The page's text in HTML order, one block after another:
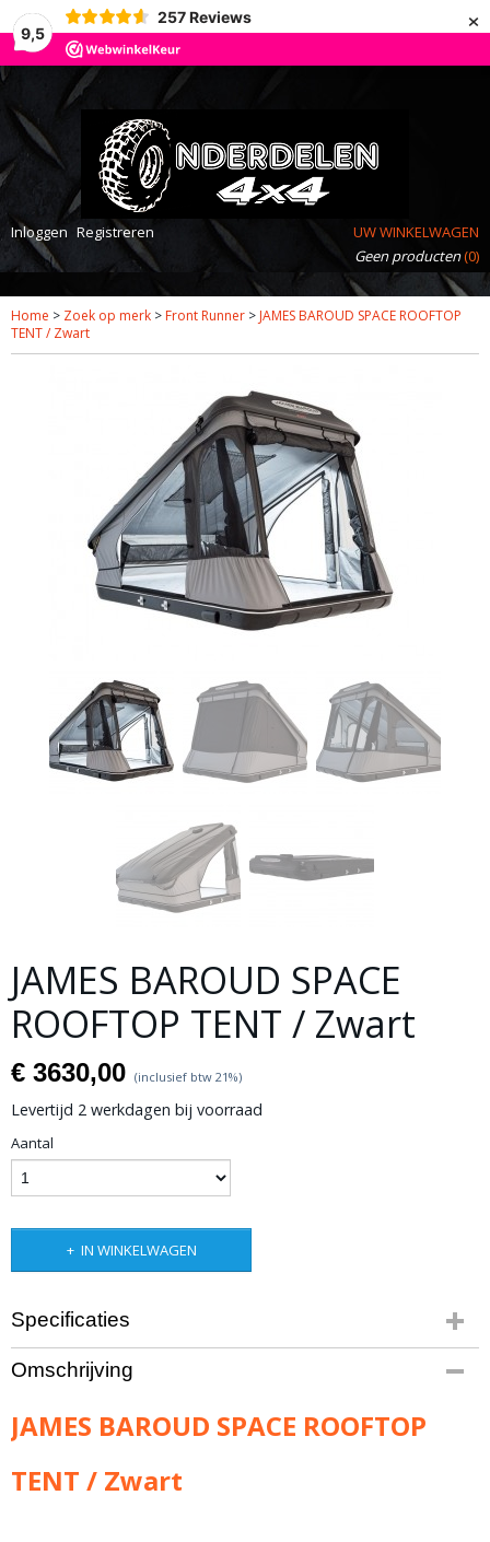
9,5
257 Reviews ×
Inloggen Registreren
UW WINKELWAGEN
Geen producten(0)
Home > Zoek op merk > Front Runner > JAMES BAROUD SPACE ROOFTOP
TENT / Zwart
JAMES BAROUD SPACE
ROOFTOP TENT / Zwart
€ 3630,00 (inclusief btw 21%)
Levertijd 2 werkdagen bij voorraad
Aantal
IN WINKELWAGEN
Specificaties
Productcode leverancier
TENT171
65,00 Kg
68,00 Kg
Omschrijving
JAMES BAROUD SPACE ROOFTOP
TENT / Zwart